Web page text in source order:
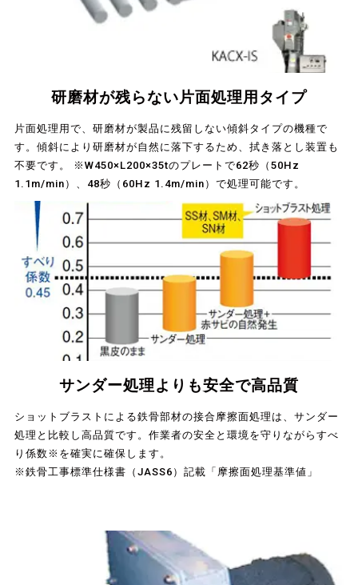
研磨材が残らない片面処理用タイプ
片面処理用で、研磨材が製品に残留しない傾斜タイプの機種で
す。傾斜により研磨材が自然に落下するため、拭き落とし装置も
不要です。 ※W450×L200×35tのプレートで62秒（50Hz
1.1m/min）、48秒（60Hz 1.4m/min）で処理可能です。
サンダー処理よりも安全で高品質
ショットブラストによる鉄骨部材の接合摩擦面処理は、サンダー
処理と比較し高品質です。作業者の安全と環境を守りながらすべ
り係数※を確実に確保します。
※鉄骨工事標準仕様書（JASS6）記載「摩擦面処理基準値」